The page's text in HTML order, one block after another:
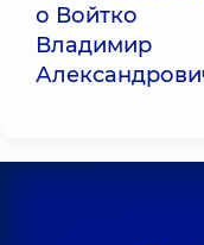
о Войтко
Владимир